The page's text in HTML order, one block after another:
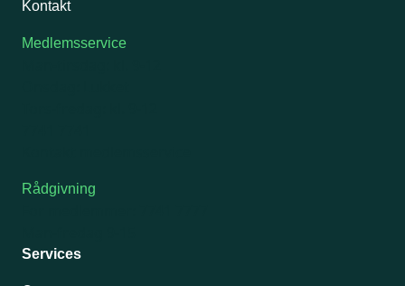
Kontakt
Medlemsservice
Rådgivning
Services